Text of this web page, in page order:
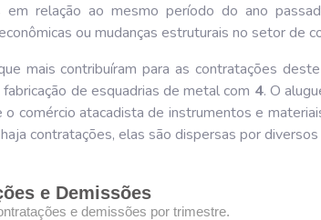
em relação ao mesmo período do ano
ou mudanças estruturais no setor de
mais contribuíram para as contratações
de esquadrias de metal com 4. O
o comércio atacadista de instrumentos e
contratações, elas são dispersas por
e Demissões
e demissões por trimestre.